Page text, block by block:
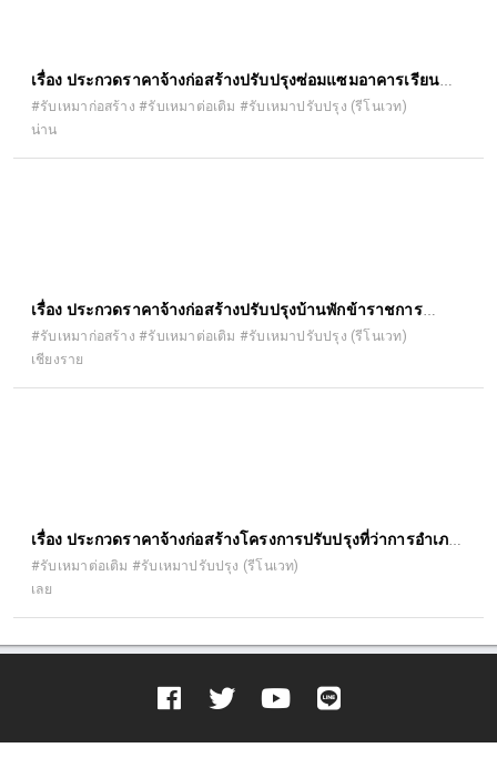
เรื่อง ประกวดราคาจ้างก่อสร้างปรับปรุงซ่อมแซมอาคารเรียน
อาคารประกอบ และสิ่งก่อสร้างอื่น ด้วยวิธีประกวดราคา
อิเล็กทรอนิกส์ (e-bidding)
#รับเหมาก่อสร้าง #รับเหมาต่อเติม #รับเหมาปรับปรุง (รีโนเวท)
น่าน
เรื่อง ประกวดราคาจ้างก่อสร้างปรับปรุงบ้านพักข้าราชการ
สำนักงานอัยการจังหวัดเชียงราย ด้วยวิธีประกวดราคา
อิเล็กทรอนิกส์ (e-bidding)
#รับเหมาก่อสร้าง #รับเหมาต่อเติม #รับเหมาปรับปรุง (รีโนเวท)
เชียงราย
เรื่อง ประกวดราคาจ้างก่อสร้างโครงการปรับปรุงที่ว่าการอำเภอ
เมืองเลย ตำบลกุดป่อง อำเภอเมืองเลย จังหวัดเลย (ห้องปกครอง
และห้องสำนักงาน) ด้วยวิธีประกวดราคาอิเล็กทรอนิกส์ (e-
bidding)
#รับเหมาต่อเติม #รับเหมาปรับปรุง (รีโนเวท)
เลย